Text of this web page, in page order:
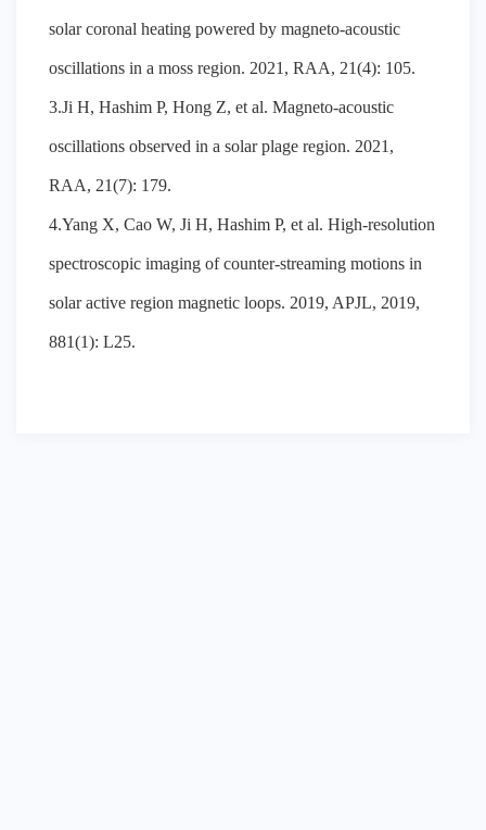
solar coronal heating powered by magneto-acoustic
oscillations in a moss region. 2021, RAA, 21(4): 105.
3.Ji H, Hashim P, Hong Z, et al. Magneto-acoustic
oscillations observed in a solar plage region. 2021,
RAA, 21(7): 179.
4.Yang X, Cao W, Ji H, Hashim P, et al. High-resolution
spectroscopic imaging of counter-streaming motions in
solar active region magnetic loops. 2019, APJL, 2019,
881(1): L25.